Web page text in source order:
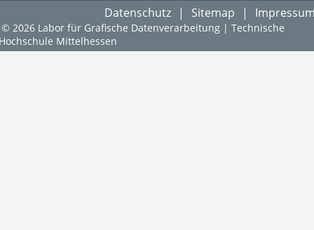
Datenschutz Sitemap
2026 Labor für Grafische Datenverarbeitung | Technische
Mittelhessen